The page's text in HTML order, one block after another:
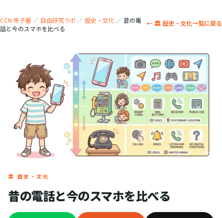
CCN 寺子屋 ／ 自由研究ラボ ／ 歴史・文化 ／昔の電
話と今のスマホを比べる
← 🏛️ 歴史・文化一覧に戻る
🏛️ 歴史・文化
昔の電話と今のスマホを比べる